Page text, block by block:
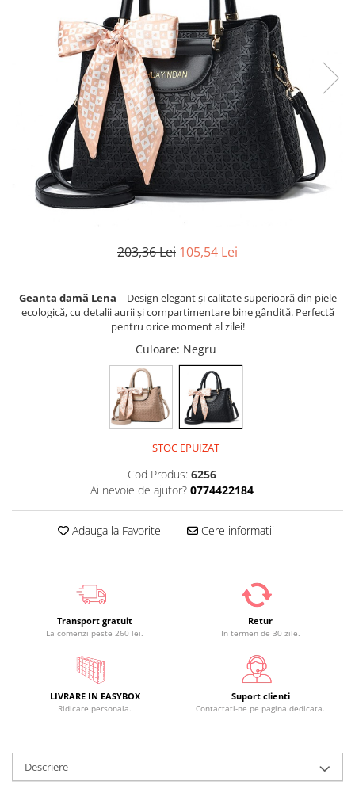
203,36 Lei 105,54 Lei
Geanta damă Lena – Design elegant și calitate superioară din piele
ecologică, cu detalii aurii și compartimentare bine gândită. Perfectă
pentru orice moment al zilei!
Culoare: Negru
STOC EPUIZAT
Cod Produs: 6256
Ai nevoie de ajutor? 0774422184
Adauga la Favorite Cere informatii
Transport gratuit
La comenzi peste 260 lei.
Retur
In termen de 30 zile.
LIVRARE IN EASYBOX
Ridicare personala.
Suport clienti
Contactati-ne pe pagina dedicata.
Descriere